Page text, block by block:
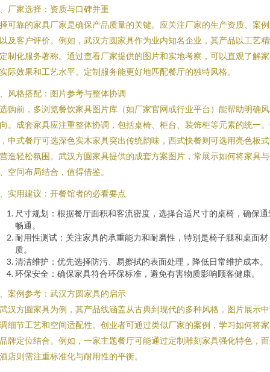
厂家选择：资质与口碑并重
可靠的家具厂家是确保产品质量的关键。应关注厂家的生产资质、案
及客户评价。例如，武汉方圆家具作为业内知名企业，其产品以工艺
制化服务著称。通过查看厂家提供的图片和实地考察，可以直观了解
际效果和工艺水平。定制服务能更好地匹配餐厅的独特风格。
风格搭配：图片参考与整体协调
购前，多浏览餐饮家具图片库（如厂家官网或行业平台）能帮助明确
。成套家具应注重整体协调，包括桌椅、柜台、装饰柜等元素的统一
中式餐厅可选深色实木家具突出传统韵味，西式快餐则可选用亮色板
造轻松氛围。武汉方圆家具提供的成套方案图片，常展示如何将家具
空间布局结合，值得借鉴。
实用建议：开餐馆者的必看要点
尺寸规划：根据餐厅面积和客流密度，选择合适尺寸的桌椅，确保通
畅通。
耐用性测试：关注家具的承重能力和耐磨性，特别是椅子腿和桌面材
质。
清洁维护：优先选择防污、易擦拭的表面处理，降低日常维护成本。
环保安全：确保家具符合环保标准，避免有害物质影响顾客健康。
案例参考：武汉方圆家具的启示
汉方圆家具为例，其产品线涵盖从古典到现代的多种风格，图片展示
细节工艺和空间适配性。创业者可通过类似厂家的案例，学习如何将
牌定位结合。例如，一家主题餐厅可能通过定制雕刻家具强化特色，
店则需注重标准化与耐用性的平衡。